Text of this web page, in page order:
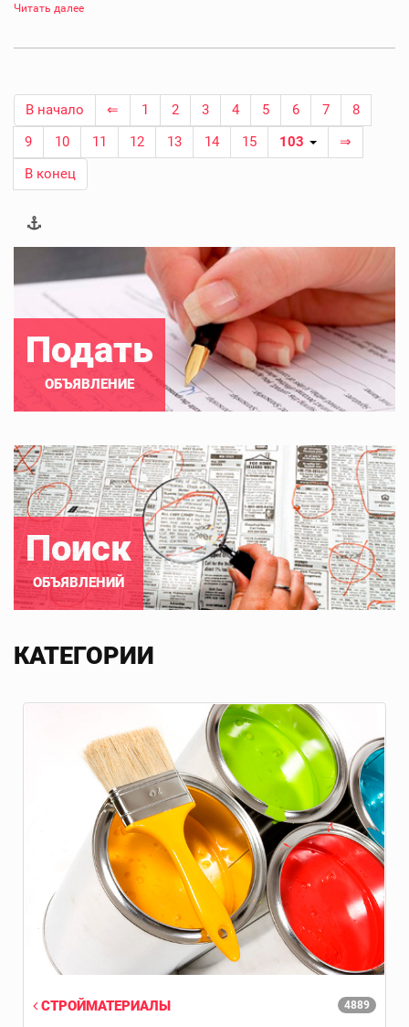
Читать далее
В начало ⇐ 1 2 3 4 5 6 7
8
9
10 11 12 13 14 15 103
⇒
В конец
Подать
ОБЪЯВЛЕНИЕ
Поиск
ОБЪЯВЛЕНИЙ
КАТЕГОРИИ
4889
СТРОЙМАТЕРИАЛЫ